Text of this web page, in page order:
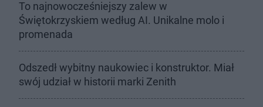
To najnowocześniejszy zalew w
Świętokrzyskiem według AI. Unikalne molo i
promenada
Odszedł wybitny naukowiec i konstruktor. Miał
swój udział w historii marki Zenith